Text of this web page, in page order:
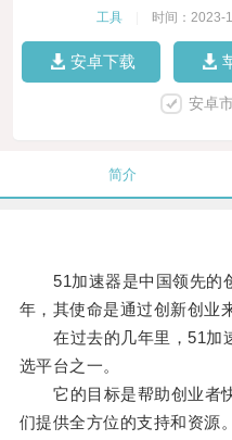
工具 时间：2023-
安卓下载
安卓
简介
51加速器是中国领先的
年，其使命是通过创新创业
在过去的几年里，51加
选平台之一。
它的目标是帮助创业者
们提供全方位的支持和资源。